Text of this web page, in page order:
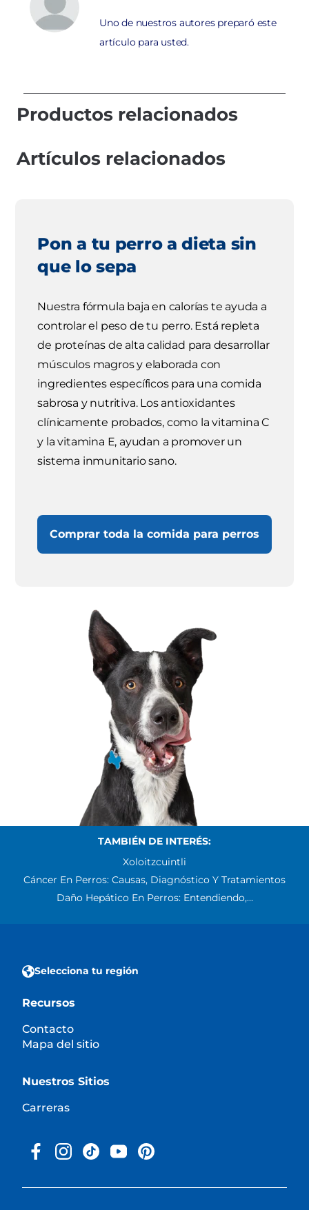
Uno de nuestros autores preparó este
artículo para usted.
Productos relacionados
Artículos relacionados
Pon a tu perro a dieta sin
que lo sepa
Nuestra fórmula baja en calorías te ayuda a
controlar el peso de tu perro. Está repleta
de proteínas de alta calidad para desarrollar
músculos magros y elaborada con
ingredientes específicos para una comida
sabrosa y nutritiva. Los antioxidantes
clínicamente probados, como la vitamina C
y la vitamina E, ayudan a promover un
sistema inmunitario sano.
Comprar toda la comida para perros
TAMBIÉN DE INTERÉS:
Xoloitzcuintli
Cáncer En Perros: Causas, Diagnóstico Y Tratamientos
Daño Hepático En Perros: Entendiendo,...
Selecciona tu región
Recursos
Contacto
Mapa del sitio
Nuestros Sitios
Carreras